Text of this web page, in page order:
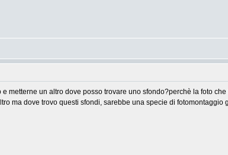
metterne un altro dove posso trovare uno sfondo?perchè la foto
ma dove trovo questi sfondi, sarebbe una specie di fotomontaggio